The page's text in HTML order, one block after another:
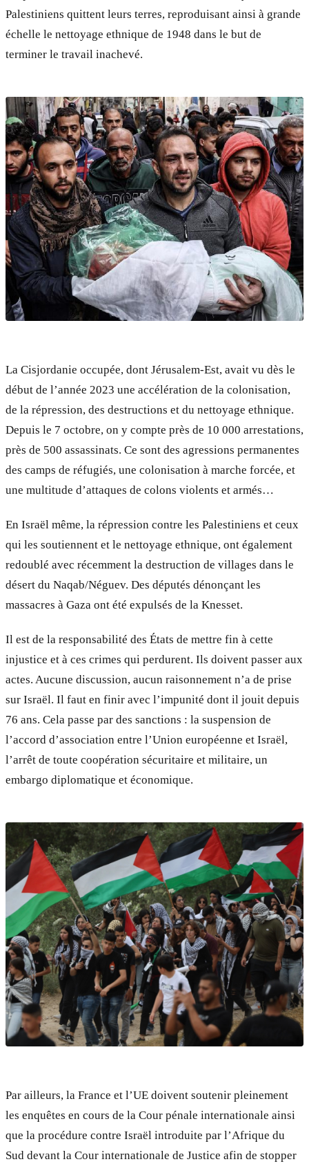
Palestiniens quittent leurs terres, reproduisant ainsi à grande
échelle le nettoyage ethnique de 1948 dans le but de
terminer le travail inachevé.
La Cisjordanie occupée, dont Jérusalem-Est, avait vu dès le
début de l’année 2023 une accélération de la colonisation,
de la répression, des destructions et du nettoyage ethnique.
Depuis le 7 octobre, on y compte près de 10 000 arrestations,
près de 500 assassinats. Ce sont des agressions permanentes
des camps de réfugiés, une colonisation à marche forcée, et
une multitude d’attaques de colons violents et armés…
En Israël même, la répression contre les Palestiniens et ceux
qui les soutiennent et le nettoyage ethnique, ont également
redoublé avec récemment la destruction de villages dans le
désert du Naqab/Néguev. Des députés dénonçant les
massacres à Gaza ont été expulsés de la Knesset.
Il est de la responsabilité des États de mettre fin à cette
injustice et à ces crimes qui perdurent. Ils doivent passer aux
actes. Aucune discussion, aucun raisonnement n’a de prise
sur Israël. Il faut en finir avec l’impunité dont il jouit depuis
76 ans. Cela passe par des sanctions : la suspension de
l’accord d’association entre l’Union européenne et Israël,
l’arrêt de toute coopération sécuritaire et militaire, un
embargo diplomatique et économique.
Par ailleurs, la France et l’UE doivent soutenir pleinement
les enquêtes en cours de la Cour pénale internationale ainsi
que la procédure contre Israël introduite par l’Afrique du
Sud devant la Cour internationale de Justice afin de stopper